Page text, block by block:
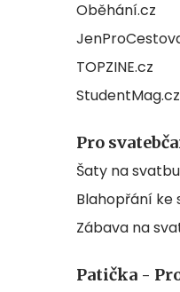
Oběhání.cz
TOPZINE.cz
StudentMag.cz
Pro
Šaty na svatbu
Blahopřání ke
Zábava na
Patička -